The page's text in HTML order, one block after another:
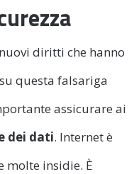
diritti che hanno
questa falsariga
assicurare ai
dei dati. Internet è
molte insidie. È